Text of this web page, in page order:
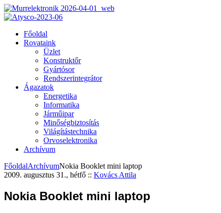
Főoldal
Rovataink
Üzlet
Konstruktőr
Gyártósor
Rendszerintegrátor
Ágazatok
Energetika
Informatika
Járműipar
Minőségbiztosítás
Világítástechnika
Orvoselektronika
Archívum
FőoldalArchívumNokia Booklet mini laptop
2009. augusztus 31., hétfő :: Kovács Attila
Nokia Booklet mini laptop